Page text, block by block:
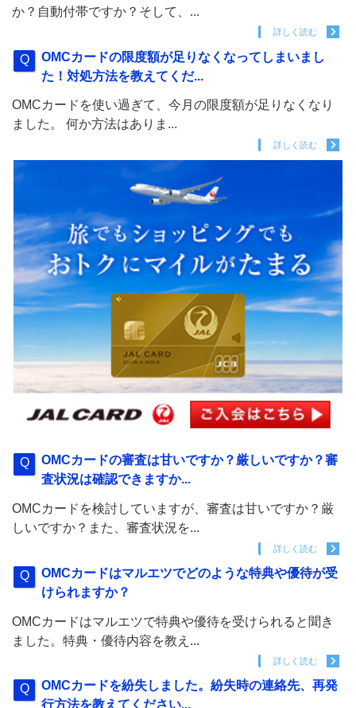
か？自動付帯ですか？そして、...
詳しく読む
OMCカードの限度額が足りなくなってしまいまし
た！対処方法を教えてくだ...
OMCカードを使い過ぎて、今月の限度額が足りなくなり
ました。 何か方法はありま...
詳しく読む
OMCカードの審査は甘いですか？厳しいですか？審
査状況は確認できますか...
OMCカードを検討していますが、審査は甘いですか？厳
しいですか？また、審査状況を...
詳しく読む
OMCカードはマルエツでどのような特典や優待が受
けられますか？
OMCカードはマルエツで特典や優待を受けられると聞き
ました。特典・優待内容を教え...
詳しく読む
OMCカードを紛失しました。紛失時の連絡先、再発
行方法を教えてください...